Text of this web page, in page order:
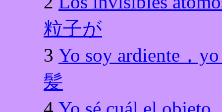
粒子が
3 Yo soy ardiente，
髪